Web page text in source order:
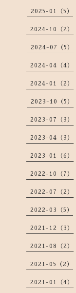
2025-01（5）
2024-10（2）
2024-07（5）
2024-04（4）
2024-01（2）
2023-10（5）
2023-07（3）
2023-04（3）
2023-01（6）
2022-10（7）
2022-07（2）
2022-03（5）
2021-12（3）
2021-08（2）
2021-05（2）
2021-01（4）